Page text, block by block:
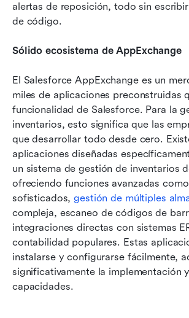
alertas de reposición, todo sin
de código.
Sólido ecosistema de AppExchange
El Salesforce AppExchange es un
miles de aplicaciones preconstruidas
funcionalidad de Salesforce. Para la
inventarios, esto significa que las
que desarrollar todo desde cero.
aplicaciones diseñadas
un sistema de gestión de inventarios
ofreciendo funciones avanzadas
sofisticados, gestión de múltiples
compleja, escaneo de códigos de
integraciones directas con sistemas
contabilidad populares. Estas
instalarse y configurarse fácilmente,
significativamente la implementación
capacidades.